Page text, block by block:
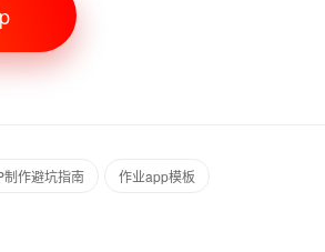
制作避坑指南 作业app模板